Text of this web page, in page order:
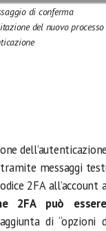
di conferma
del nuovo processo
messaggi
2FA
2FA può
di “opzioni